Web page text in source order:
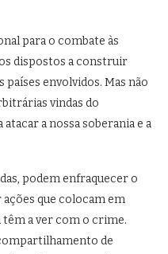
para o combate às
dispostos a construir
envolvidos. Mas não
vindas do
a nossa soberania e a
podem enfraquecer o
que colocam em
têm a ver com o crime.
de